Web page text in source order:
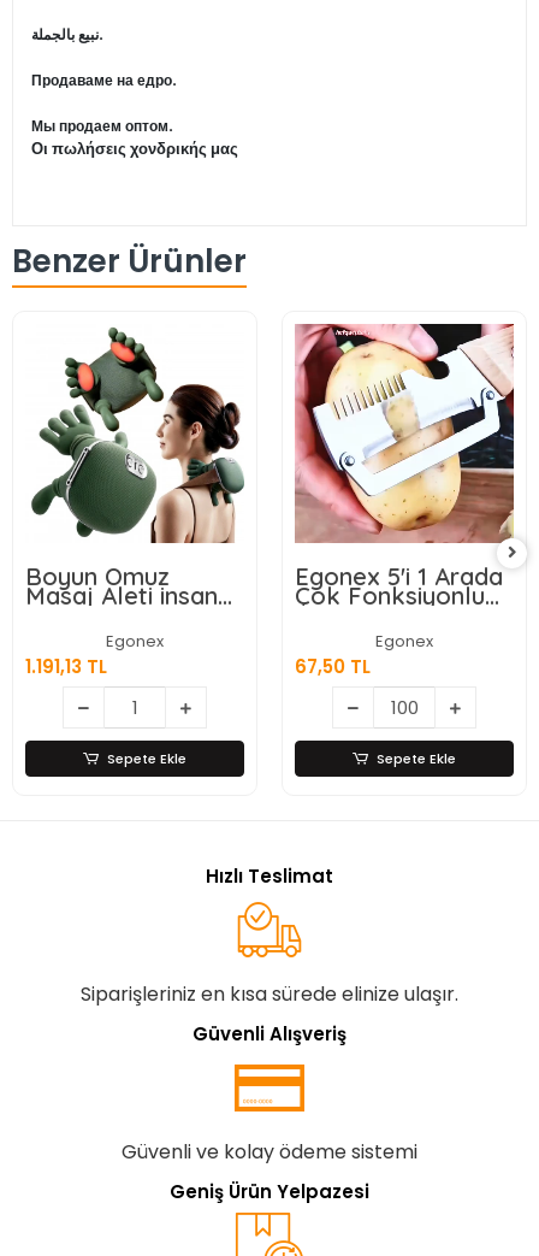
نبيع بالجملة.
Продаваме на едро.
Мы продаем оптом.
Οι πωλήσεις χονδρικής μας
Benzer Ürünler
Boyun Omuz
Masaj Aleti insan
Eli Görünümlü Kas
Masaj Aleti
Egonex
1.191,13 TL
Sepete Ekle
Egonex 5'i 1 Arada
Çok Fonksiyonlu
Meyve Sebze
Soyacağı, Jülyen
Dilimleyici ve Şişe
Açacağı – Ahşap
Saplı Paslanmaz
Çelik
Egonex
67,50 TL
Sepete Ekle
Hızlı Teslimat
Siparişleriniz en kısa sürede elinize ulaşır.
Güvenli Alışveriş
Güvenli ve kolay ödeme sistemi
Geniş Ürün Yelpazesi